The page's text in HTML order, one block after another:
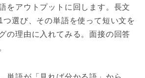
をアウトプットに回します。長文
つ選び、その単語を使って短い文を
の理由に入れてみる。面接の回答